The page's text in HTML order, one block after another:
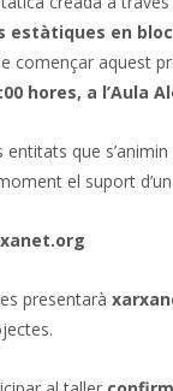
estàtiques en
començar aquest
hores, a l’Aula
entitats que
el suport
presentarà